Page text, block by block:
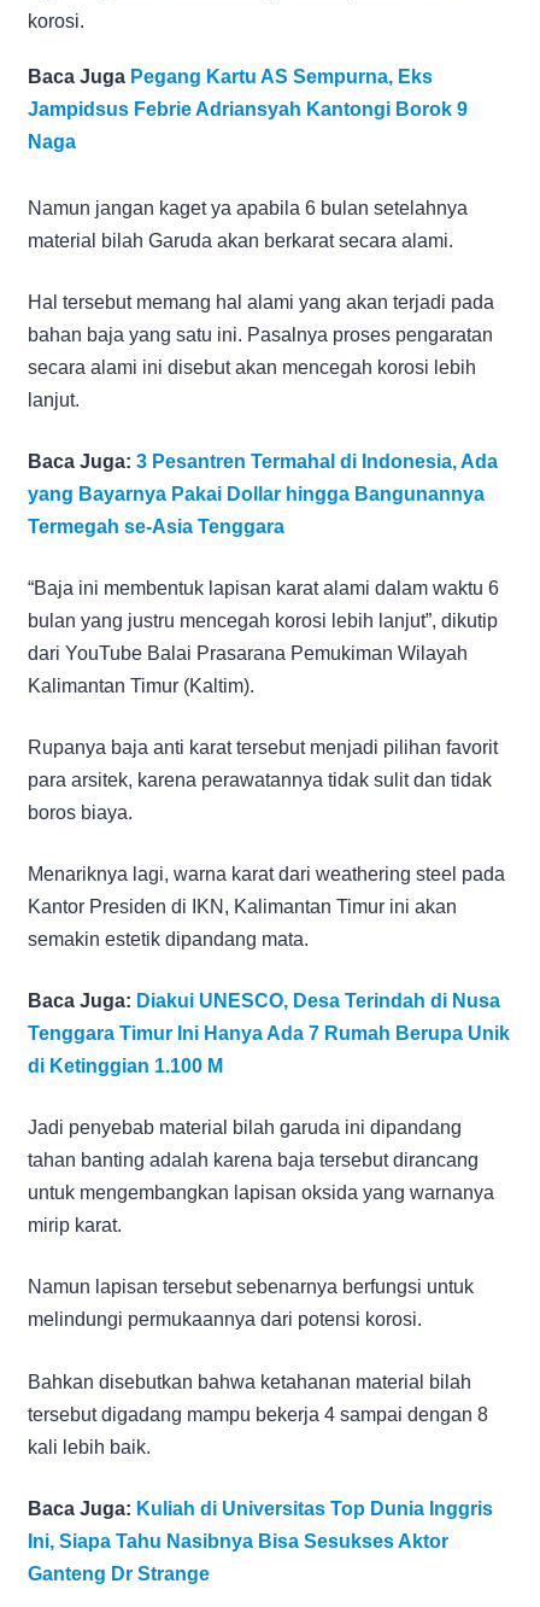
korosi.
Baca Juga Pegang Kartu AS Sempurna, Eks
Jampidsus Febrie Adriansyah Kantongi Borok 9
Naga
Namun jangan kaget ya apabila 6 bulan setelahnya
material bilah Garuda akan berkarat secara alami.
Hal tersebut memang hal alami yang akan terjadi pada
bahan baja yang satu ini. Pasalnya proses pengaratan
secara alami ini disebut akan mencegah korosi lebih
lanjut.
Baca Juga: 3 Pesantren Termahal di Indonesia, Ada
yang Bayarnya Pakai Dollar hingga Bangunannya
Termegah se-Asia Tenggara
“Baja ini membentuk lapisan karat alami dalam waktu 6
bulan yang justru mencegah korosi lebih lanjut”, dikutip
dari YouTube Balai Prasarana Pemukiman Wilayah
Kalimantan Timur (Kaltim).
Rupanya baja anti karat tersebut menjadi pilihan favorit
para arsitek, karena perawatannya tidak sulit dan tidak
boros biaya.
Menariknya lagi, warna karat dari weathering steel pada
Kantor Presiden di IKN, Kalimantan Timur ini akan
semakin estetik dipandang mata.
Baca Juga: Diakui UNESCO, Desa Terindah di Nusa
Tenggara Timur Ini Hanya Ada 7 Rumah Berupa Unik
di Ketinggian 1.100 M
Jadi penyebab material bilah garuda ini dipandang
tahan banting adalah karena baja tersebut dirancang
untuk mengembangkan lapisan oksida yang warnanya
mirip karat.
Namun lapisan tersebut sebenarnya berfungsi untuk
melindungi permukaannya dari potensi korosi.
Bahkan disebutkan bahwa ketahanan material bilah
tersebut digadang mampu bekerja 4 sampai dengan 8
kali lebih baik.
Baca Juga: Kuliah di Universitas Top Dunia Inggris
Ini, Siapa Tahu Nasibnya Bisa Sesukses Aktor
Ganteng Dr Strange